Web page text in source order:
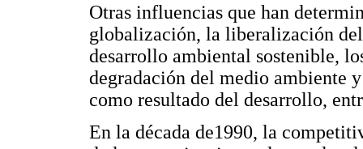
Otras influencias que han
globalización, la liberalización
desarrollo ambiental sostenible,
degradación del medio ambiente
como resultado del desarrollo,
En la década de1990, la